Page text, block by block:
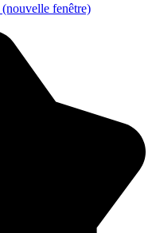
(nouvelle fenêtre)